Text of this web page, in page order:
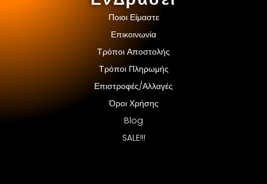
Ποιοι Είμαστε
Επικοινωνία
Τρόποι Αποστολής
Τρόποι Πληρωμής
Επιστροφές/Αλλαγές
Όροι Χρήσης
Blog
SALE!!!